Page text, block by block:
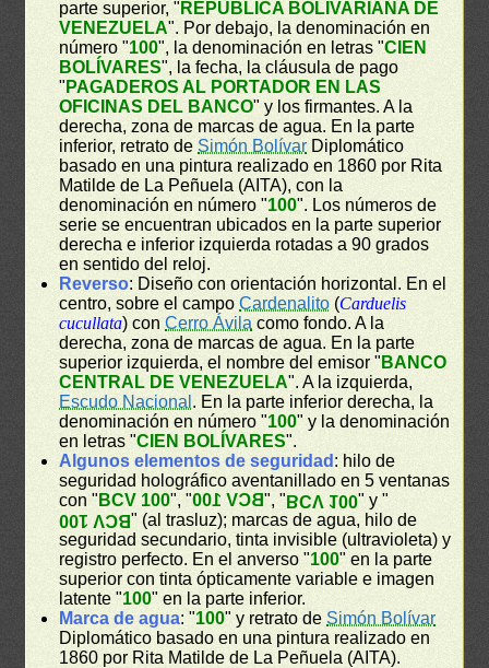
parte superior, " REPÚBLICA BOLIVARIANA DE
VENEZUELA". Por debajo, la denominación en
número "100", la denominación en letras "CIEN
BOLÍVARES", la fecha, la cláusula de pago
" PAGADEROS AL PORTADOR EN LAS
OFICINAS DEL BANCO" y los firmantes. A la
derecha, zona de marcas de agua. En la parte
inferior, retrato deSimón Bolívar Diplomático
basado en una pintura realizado en 1860 por Rita
Matilde de La Peñuela (AITA), con la
denominación en número "100". Los números de
serie se encuentran ubicados en la parte superior
derecha e inferior izquierda rotadas a 90 grados
en sentido del reloj.
Reverso: Diseño con orientación horizontal. En el
centro, sobre el campoCardenalito (Carduelis
cucullata) conCerro Ávila como fondo. A la
derecha, zona de marcas de agua. En la parte
superior izquierda, el nombre del emisor " BANCO
CENTRAL DE VENEZUELA". A la izquierda,
Escudo Nacional . En la parte inferior derecha, la
denominación en número "100" y la denominación
en letras "CIEN BOLÍVARES".
Algunos elementos de seguridad : hilo de
seguridad holográfico aventanillado en 5 ventanas
con " BCV 100", "BCV 100", "BCV 100" y "
BCV 100" (al trasluz); marcas de agua, hilo de
seguridad secundario, tinta invisible (ultravioleta) y
registro perfecto. En el anverso "100" en la parte
superior con tinta ópticamente variable e imagen
latente "100" en la parte inferior.
Marca de agua: "100" y retrato deSimón Bolívar
Diplomático basado en una pintura realizado en
1860 por Rita Matilde de La Peñuela (AITA).